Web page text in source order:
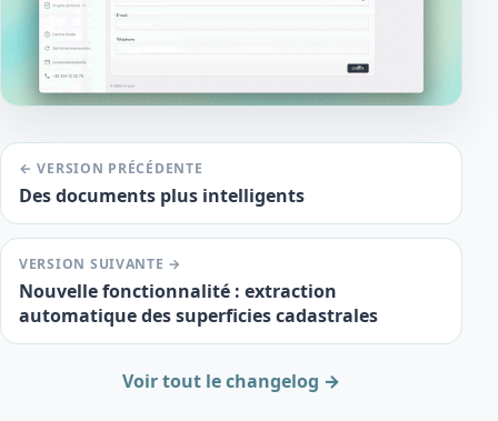
← VERSION PRÉCÉDENTE
Des documents plus intelligents
VERSION SUIVANTE →
Nouvelle fonctionnalité : extraction
automatique des superficies cadastrales
Voir tout le changelog →